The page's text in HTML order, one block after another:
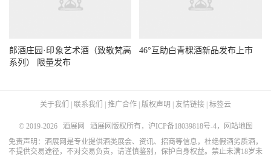
郎酒庄园·印象艺术酒（致敬梵高
系列） 限量发布
46°互助白青稞酒新品发布上市
关于我们 联系我们 推广合作 版权声明 友情链接 标签云
© 2019-2026 酒展网 酒展网版权所有， 沪ICP备18039818号-4，
网站地图
免责声明：酒展网是专业提供酒类展会、资讯、招商等信息，杜绝假酒劣质酒，
不提供交易途径，不对交易负责，请谨慎鉴别，保护自身权益。禁止未满18岁未